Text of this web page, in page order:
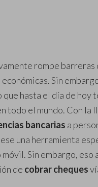
rompe barreras
económicas. Sin
hasta el día de hoy
todo el mundo. Con la
bancarias a
una herramienta
Sin embargo, eso
de cobrar cheques